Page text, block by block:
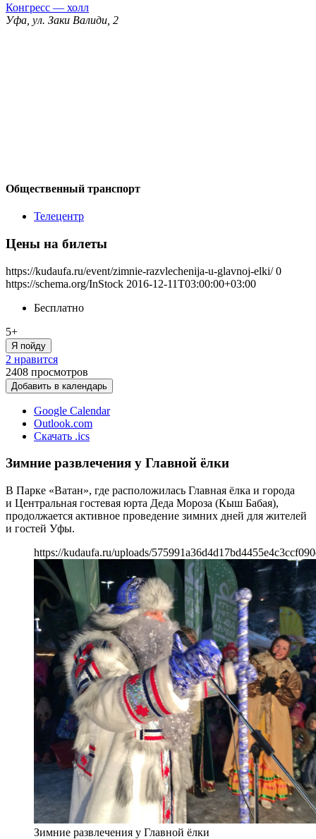
Конгресс — холл
Уфа, ул. Заки Валиди, 2
Общественный транспорт
Телецентр
Цены на билеты
https://kudaufa.ru/event/zimnie-razvlechenija-u-glavnoj-elki/ 0
https://schema.org/InStock 2016-12-11T03:00:00+03:00
Бесплатно
5+
Я пойду
2 нравится
2408 просмотров
Добавить в календарь
Google Calendar
Outlook.com
Скачать .ics
Зимние развлечения у Главной ёлки
В Парке «Ватан», где расположилась Главная ёлка и города
и Центральная гостевая юрта Деда Мороза (Кыш Бабая),
продолжается активное проведение зимних дней для жителей
и гостей Уфы.
https://kudaufa.ru/uploads/
Зимние развлечения у Главной ёлки